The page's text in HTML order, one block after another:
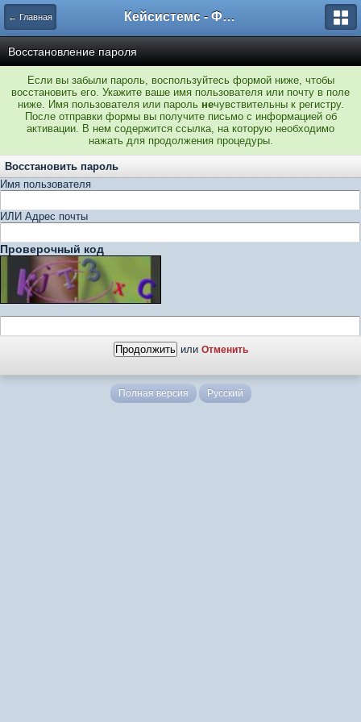
← Главная Кейсистемс - Форумы
Восстановление пароля
Если вы забыли пароль, воспользуйтесь формой ниже, чтобы
восстановить его. Укажите ваше имя пользователя или почту в поле
ниже. Имя пользователя или пароль нечувствительны к регистру.
После отправки формы вы получите письмо с информацией об
активации. В нем содержится ссылка, на которую необходимо
нажать для продолжения процедуры.
Восстановить пароль
Имя пользователя
ИЛИ Адрес почты
Проверочный код
или Отменить
Полная версия Русский